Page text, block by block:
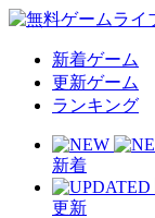
新着ゲーム
更新ゲーム
ランキング
新着
更新